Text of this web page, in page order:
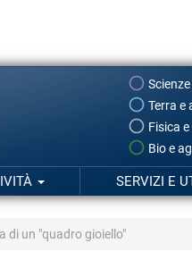
Terra e
Fisica
Bio e
SERVIZI E
di un "quadro gioiello"